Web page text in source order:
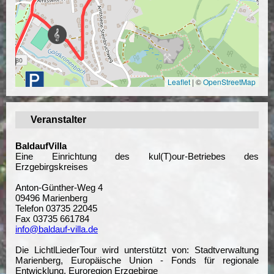
Leaflet | ©OpenStreetMap
Veranstalter
BaldaufVilla
Eine Einrichtung des kul(T)our-Betriebes des
Erzgebirgskreises
Anton-Günther-Weg 4
09496 Marienberg
Telefon 03735 22045
Fax 03735 661784
info@baldauf-villa.de
Die LichtlLiederTour wird unterstützt von: Stadtverwaltung
Marienberg, Europäische Union - Fonds für regionale
Entwicklung, Euroregion Erzgebirge